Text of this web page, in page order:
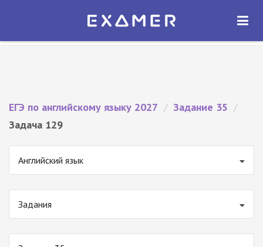
Экзамер — ЕГЭ 2027
ОТКРЫТЬ
ЕГЭ по английскому языку 2027 / Задание 35 /
Задача 129
Английский язык
Задания